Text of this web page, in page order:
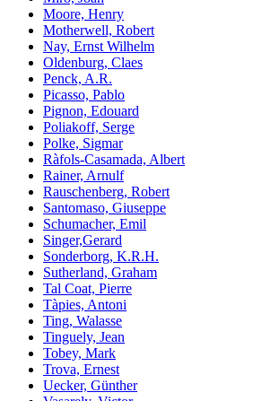
Moore, Henry
Motherwell, Robert
Nay, Ernst Wilhelm
Oldenburg, Claes
Penck, A.R.
Picasso, Pablo
Pignon, Edouard
Poliakoff, Serge
Polke, Sigmar
Ràfols-Casamada, Albert
Rainer, Arnulf
Rauschenberg, Robert
Santomaso, Giuseppe
Schumacher, Emil
Singer,Gerard
Sonderborg, K.R.H.
Sutherland, Graham
Tal Coat, Pierre
Tàpies, Antoni
Ting, Walasse
Tinguely, Jean
Tobey, Mark
Trova, Ernest
Uecker, Günther